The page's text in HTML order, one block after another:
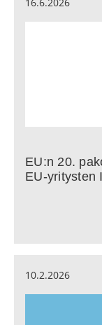
EU:n 20.
EU‑yritysten
10.2.2026